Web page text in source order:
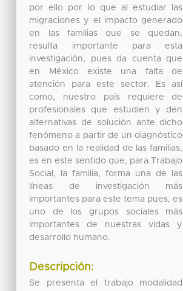
por ello por lo que al estudiar las
migraciones y el impacto generado
en las familias que se quedan,
resulta importante para esta
investigación, pues da cuenta que
en México existe una falta de
atención para este sector. Es así
como, nuestro país requiere de
profesionales que estudien y den
alternativas de solución ante dicho
fenómeno a partir de un diagnóstico
basado en la realidad de las familias,
es en este sentido que, para Trabajo
Social, la familia, forma una de las
líneas de investigación más
importantes para este tema pues, es
uno de los grupos sociales más
importantes de nuestras vidas y
desarrollo humano.
Descripción:
Se presenta el trabajo modalidad